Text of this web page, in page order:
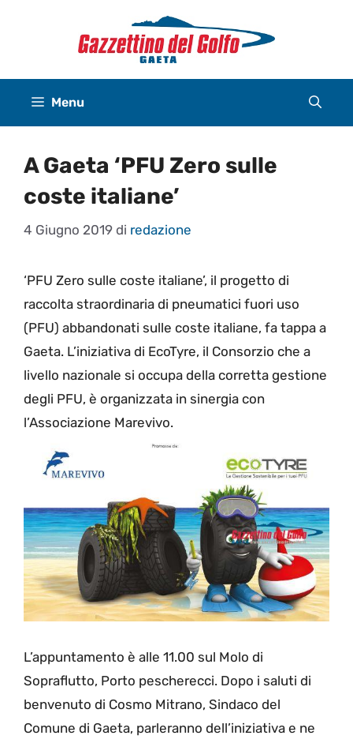
Menu
A Gaeta ‘PFU Zero sulle
coste italiane’
4 Giugno 2019 di redazione
‘PFU Zero sulle coste italiane’, il progetto di
raccolta straordinaria di pneumatici fuori uso
(PFU) abbandonati sulle coste italiane, fa tappa a
Gaeta. L’iniziativa di EcoTyre, il Consorzio che a
livello nazionale si occupa della corretta gestione
degli PFU, è organizzata in sinergia con
l’Associazione Marevivo.
L’appuntamento è alle 11.00 sul Molo di
Sopraflutto, Porto pescherecci. Dopo i saluti di
benvenuto di Cosmo Mitrano, Sindaco del
Comune di Gaeta, parleranno dell’iniziativa e ne